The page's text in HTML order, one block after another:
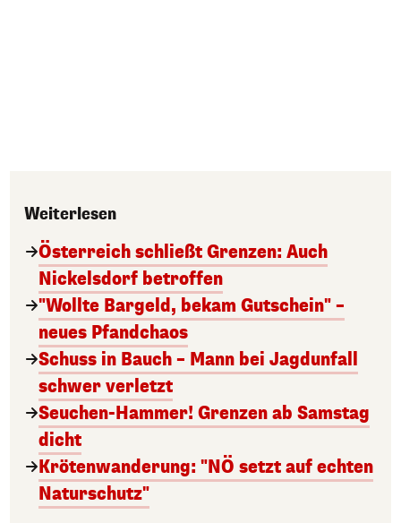
Weiterlesen
Österreich schließt Grenzen: Auch
Nickelsdorf betroffen
"Wollte Bargeld, bekam Gutschein" –
neues Pfandchaos
Schuss in Bauch – Mann bei Jagdunfall
schwer verletzt
Seuchen-Hammer! Grenzen ab Samstag
dicht
Krötenwanderung: "NÖ setzt auf echten
Naturschutz"